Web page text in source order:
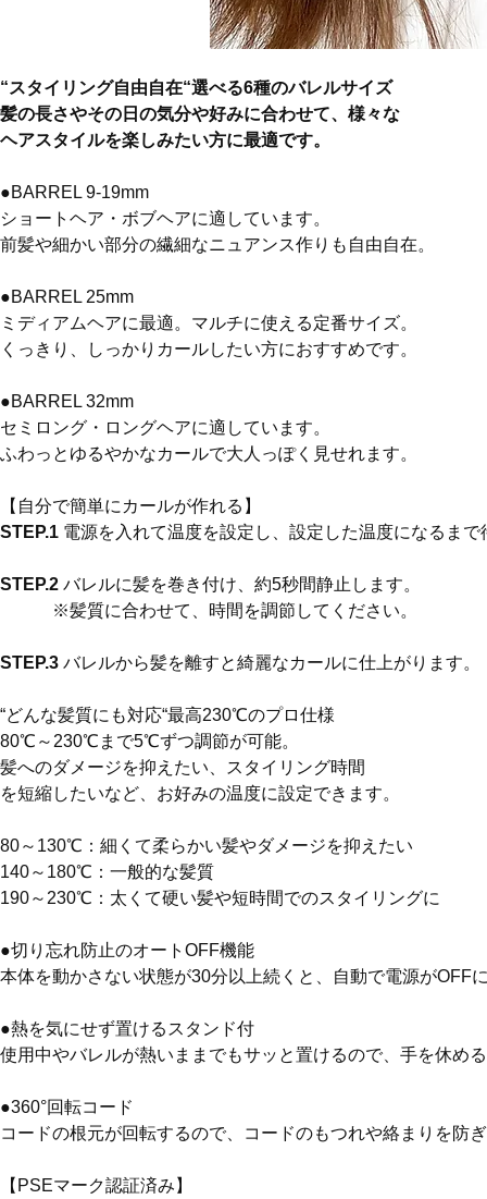
“スタイリング自由自在“選べる6種のバレルサイズ
髪の長さやその日の気分や好みに合わせて、様々な
ヘアスタイルを楽しみたい方に最適です。
●BARREL 9-19mm
ショートヘア・ボブヘアに適しています。
前髪や細かい部分の繊細なニュアンス作りも自由自在。
●BARREL 25mm
ミディアムヘアに最適。マルチに使える定番サイズ。
くっきり、しっかりカールしたい方におすすめです。
●BARREL 32mm
セミロング・ロングヘアに適しています。
ふわっとゆるやかなカールで大人っぽく見せれます。
STEP.1
STEP.2 バレルに髪を巻き付け、約5秒間静止します。
STEP.3 バレルから髪を離すと綺麗なカールに仕上がります。
“どんな髪質にも対応“最高230℃のプロ仕様
80℃～230℃まで5℃ずつ調節が可能。
髪へのダメージを抑えたい、スタイリング時間
を短縮したいなど、お好みの温度に設定できます。
80～130℃：細くて柔らかい髪やダメージを抑えたい
140～180℃：一般的な髪質
190～230℃：太くて硬い髪や短時間でのスタイリングに
●切り忘れ防止のオートOFF機能
本体を動かさない状態が30分以上続くと、自動で電源がOFF
●熱を気にせず置けるスタンド付
使用中やバレルが熱いままでもサッと置けるので、手を休め
●360°回転コード
コードの根元が回転するので、コードのもつれや絡まりを防
【PSEマーク認証済み】